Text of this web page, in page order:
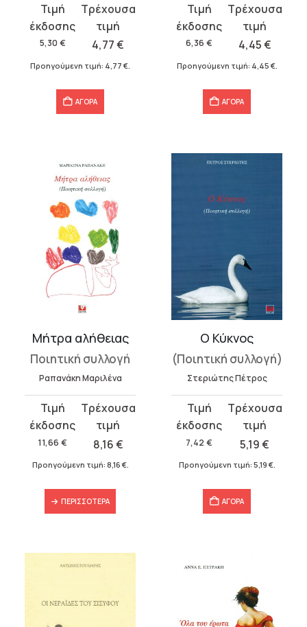
5,30 €
Original
price
was:
5,30 €.
4,77€
τρέχουσα
τιμή
είναι:
Προηγούμενη τιμή: 4,77 €.
ΑΓΟΡΑ
6,36 €
Original
price
was:
6,36 €.
4,45€
τρέχουσα
τιμή
είναι:
Προηγούμενη τιμή: 4,45 €.
ΑΓΟΡΑ
Μήτρα αλήθειας
Ποιητική συλλογή
Ραπανάκη Μαριλένα
11,66 €
Original
price
was:
11,66 €.
8,16€
τρέχουσα
τιμή
είναι:
Προηγούμενη τιμή: 8,16 €.
ΠΕΡΙΣΣΌΤΕΡΑ
Ο Κύκνος
(Ποιητική συλλογή)
Στεριώτης Πέτρος
7,42 €
Original
price
was:
7,42 €.
5,19€
τρέχουσα
τιμή
είναι:
Προηγούμενη τιμή: 5,19 €.
ΑΓΟΡΑ